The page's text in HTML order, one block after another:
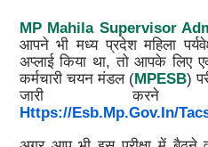
MP Mahila Supervisor
आपने भी मध्य प्रदेश महिला
अप्लाई किया था, तो आपके लिए
कर्मचारी चयन मंडल (MPESB)
जारी
Https://esb.mp.gov.in/